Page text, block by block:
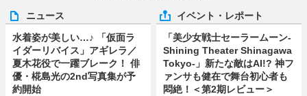
ニュース
水着姿が美しい…♪ 「仮面ラ
イダーリバイス」アギレラ／
夏木花役で一躍ブレーク！ 俳
優・椛島光の2nd写真集が予
約開始
イベント・レポート
「美少女戦士セーラームーン-
Shining Theater Shinagawa
Tokyo-」新たな敵はAI!? 神フ
ァンサも健在で舞台初心者も
悶絶！＜第2期レビュー＞